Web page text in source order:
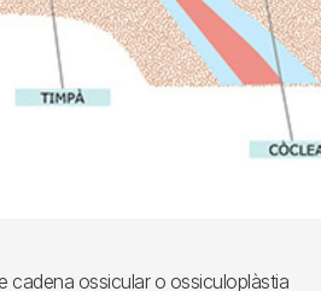
cadena ossicular o ossiculoplàstia